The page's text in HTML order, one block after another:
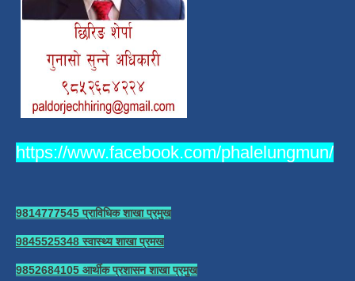
https://www.facebook.com/phalelungmun/
9814777545 प्राविधिक शाखा प्रमुख
9845525348 स्वास्थ्य शाखा प्रमख
9852684105 आर्थीक प्रशासन शाखा प्रमुख